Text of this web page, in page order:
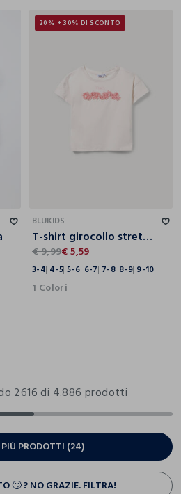
20% + 30% DI SCONTO
BLUKIDS
T-shirt girocollo stretch bambina
€ 9,99€ 5,59
3-4 4-5 5-6 6-7 7-8 8-9 9-10
1 Colori
2616 di 4.886 prodotti
PRODOTTI (24)
🙄 ? NO GRAZIE. FILTRA!